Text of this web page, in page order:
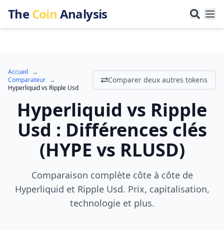
TheCoin Analysis
Accueil
→
Comparateur →
Hyperliquidvs Ripple Usd
Comparer deux autres tokens
Hyperliquid vs Ripple
Usd : Différences clés
(HYPE vs RLUSD)
Comparaison complète côte à côte de
Hyperliquid et Ripple Usd. Prix, capitalisation,
technologie et plus.